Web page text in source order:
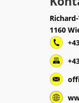
1160